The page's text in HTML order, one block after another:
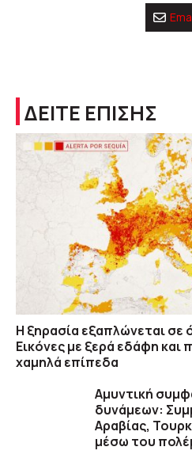
ΔΕΙΤΕ ΕΠΙΣΗΣ
Η ξηρασία εξαπλώνεται σε
Εικόνες με ξερά εδάφη και
χαμηλά επίπεδα
Αμυντική
δυνάμεων:
Αραβίας,
μέσω του